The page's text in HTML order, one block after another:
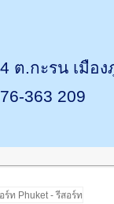
ต.กะรน เมือง
363 209